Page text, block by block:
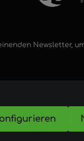
Newsletter,